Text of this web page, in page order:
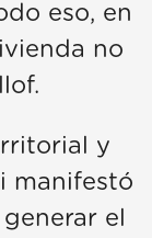
eso, en
no
y
manifestó
el